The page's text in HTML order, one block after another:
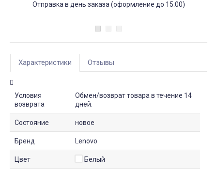
Отправка в день заказа (оформление до 15:00)
Характеристики Отзывы
Условия
возврата
Обмен/возврат товара в течение 14
дней.
Состояние новое
Бренд Lenovo
Цвет Белый